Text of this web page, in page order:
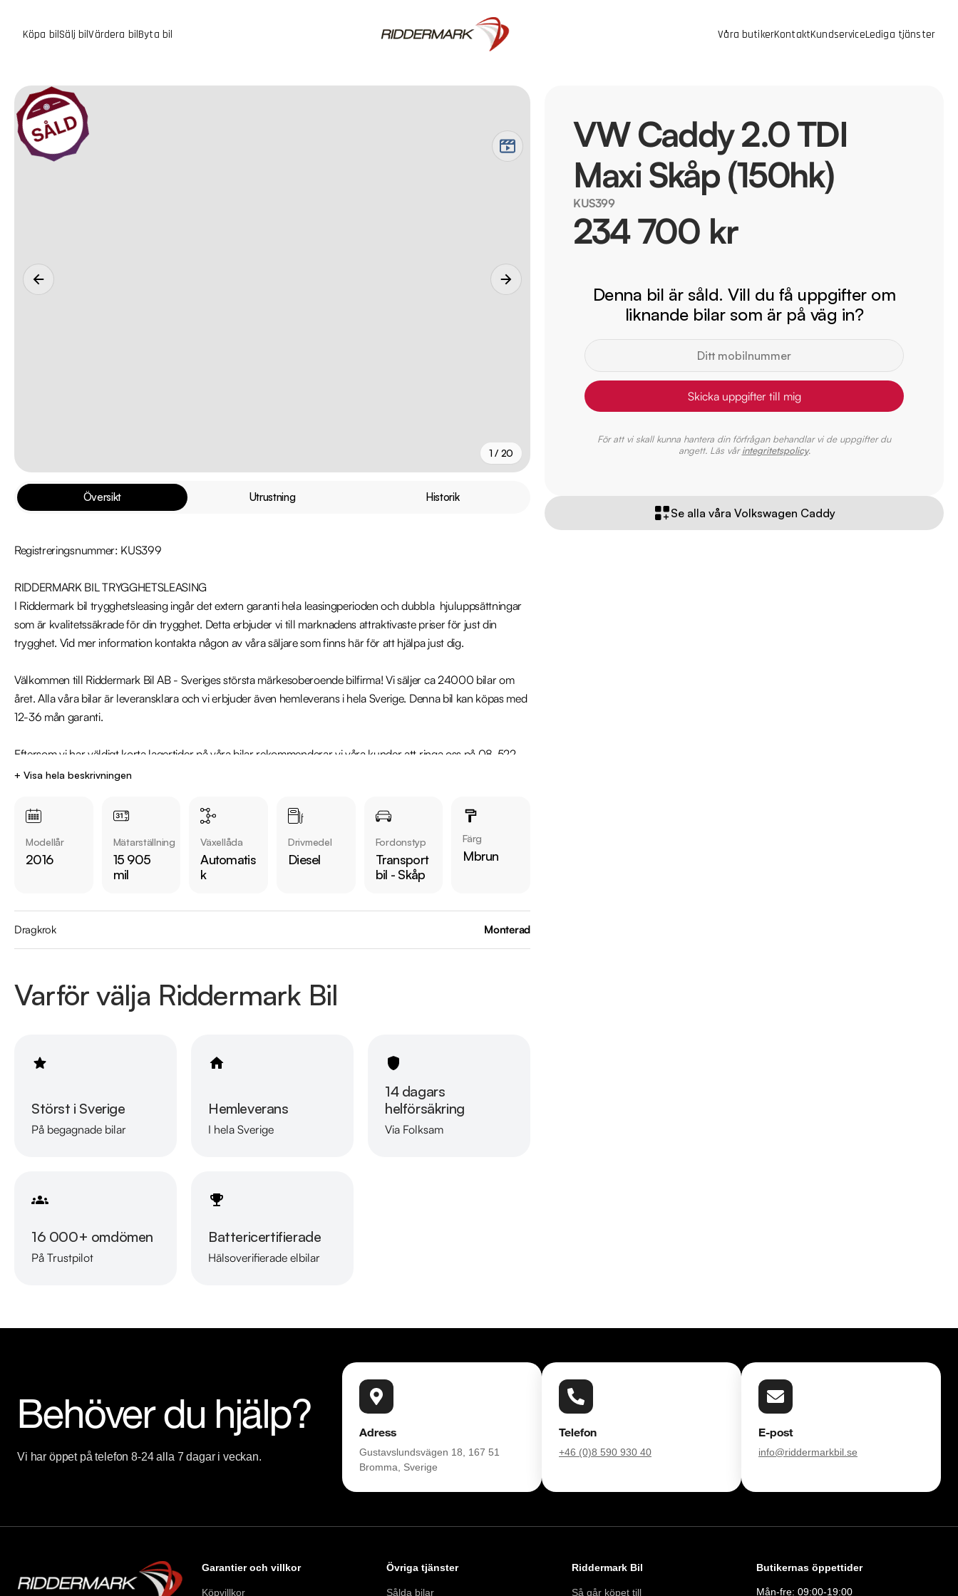
Köpa bilSälj bilVärdera bilByta bil Våra butikerKontaktKundserviceLediga tjänster
1 / 20
Översikt Utrustning Historik
Registreringsnummer: KUS399
RIDDERMARK BIL TRYGGHETSLEASING
I Riddermark bil trygghetsleasing ingår det extern garanti hela leasingperioden och dubbla  hjuluppsättningar
som är kvalitetssäkrade för din trygghet. Detta erbjuder vi till marknadens attraktivaste priser för just din
trygghet. Vid mer information kontakta någon av våra säljare som finns här för att hjälpa just dig.
Välkommen till Riddermark Bil AB - Sveriges största märkesoberoende bilfirma! Vi säljer ca 24000 bilar om
året. Alla våra bilar är leveransklara och vi erbjuder även hemleverans i hela Sverige. Denna bil kan köpas med
12-36 mån garanti.
Eftersom vi har väldigt korta lagertider på våra bilar rekommenderar vi våra kunder att ringa oss på 08-522
22 788 för att kontrollera att fordonet finns kvar! Vi ordnar en finansiering som passar just dina behov,
mer information.
Vi testar även alla våra bilar, kolla länk nedan hur våra tester går till.
https://www.youtube.com/watch?v=EvmgI7cNqkU
+ Visa hela beskrivningen
Modellår
2016
Mätarställning
15 905
mil
Växellåda
Automatis
k
Drivmedel
Diesel
Fordonstyp
Transport
bil - Skåp
Färg
Mbrun
Dragkrok Monterad
Varför välja Riddermark Bil
Störst i Sverige
På begagnade bilar
Hemleverans
I hela Sverige
14 dagars
helförsäkring
Via Folksam
16 000+ omdömen
På Trustpilot
Battericertifierade
Hälsoverifierade elbilar
VW Caddy 2.0 TDI
Maxi Skåp (150hk)
KUS399
234 700 kr
Denna bil är såld. Vill du få uppgifter om
liknande bilar som är på väg in?
Skicka uppgifter till mig
För att vi skall kunna hantera din förfrågan behandlar vi de uppgifter du
angett. Läs vårintegritetspolicy.
Se alla våra Volkswagen Caddy
Behöver du hjälp?
Vi har öppet på telefon 8-24 alla 7 dagar i veckan.
Adress
Gustavslundsvägen 18, 167 51
Bromma, Sverige
Telefon
+46 (0)8 590 930 40
E-post
info@riddermarkbil.se
Garantier och villkor
Köpvillkor
Övriga tjänster
Sålda bilar
Riddermark Bil
Så går köpet till
Butikernas öppettider
Mån-fre: 09:00-19:00